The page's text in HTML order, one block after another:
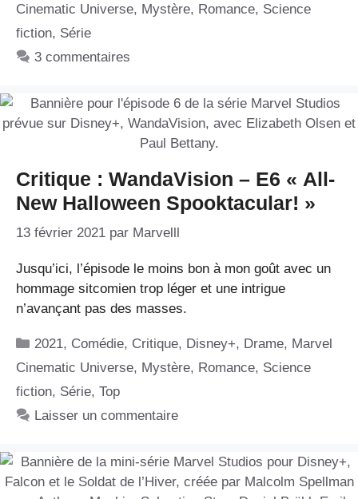
Cinematic Universe, Mystère, Romance, Science
fiction, Série
3 commentaires
Critique : WandaVision – E6 « All-
New Halloween Spooktacular! »
13 février 2021 par Marvelll
Jusqu’ici, l’épisode le moins bon à mon goût avec un
hommage sitcomien trop léger et une intrigue
n’avançant pas des masses.
Catégories
2021, Comédie, Critique, Disney+, Drame, Marvel
Cinematic Universe, Mystère, Romance, Science
fiction, Série, Top
Laisser un commentaire